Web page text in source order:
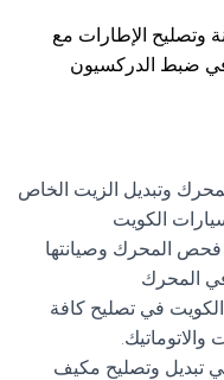
وتصليح الإطارات مع
في ضبط الدركسيون
وتبديل الزيت الخاص
الكويت
المحرك وصيانتها
المحرك
في تصليح كافة
والاتوماتيك.
تبديل وتصليح مكيف